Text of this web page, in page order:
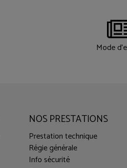
Mode
NOS PRESTATIONS
Prestation technique
Régie générale
Info sécurité